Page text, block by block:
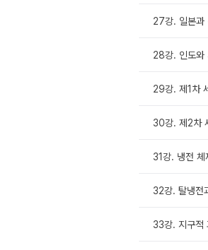
27강. 일본과
28강. 인도와
29강. 제1차
30강. 제2차
31강. 냉전 체
32강. 탈냉전
33강. 지구적